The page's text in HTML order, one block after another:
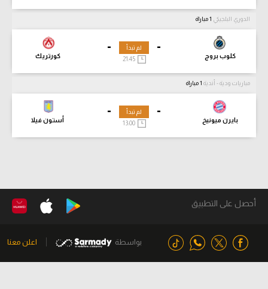
الدوري البلجيكي
-
كلوب بروج
-
كورتريك
لم تبدأ
21:45
مباريات ودية - أندية
-
بايرن ميونيخ
-
أستون فيلا
لم تبدأ
13:00
أحصل على التطبيق
بواسطة اعلن معنا